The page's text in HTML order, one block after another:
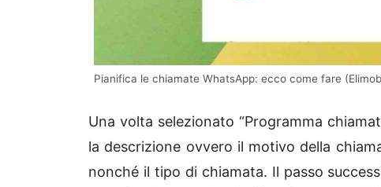
Pianifica le chiamate WhatsApp: ecco come fare
Una volta selezionato “Programma
la descrizione ovvero il motivo della
nonché il tipo di chiamata. Il passo